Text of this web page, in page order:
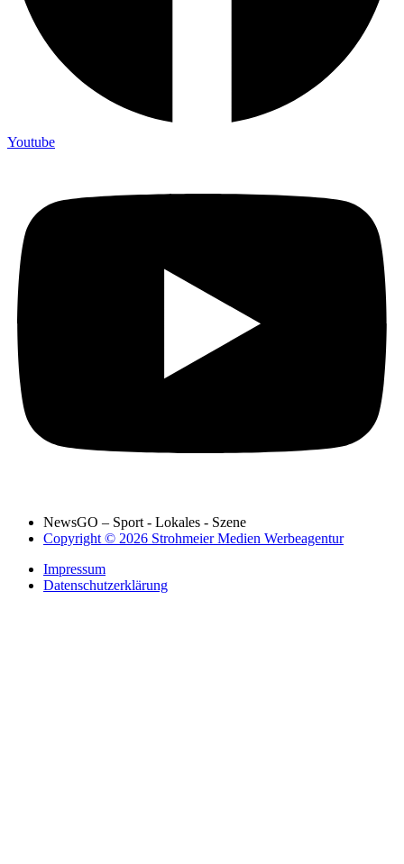
Youtube
NewsGO – Sport - Lokales - Szene
Copyright © 2026 Strohmeier Medien Werbeagentur
Impressum
Datenschutzerklärung